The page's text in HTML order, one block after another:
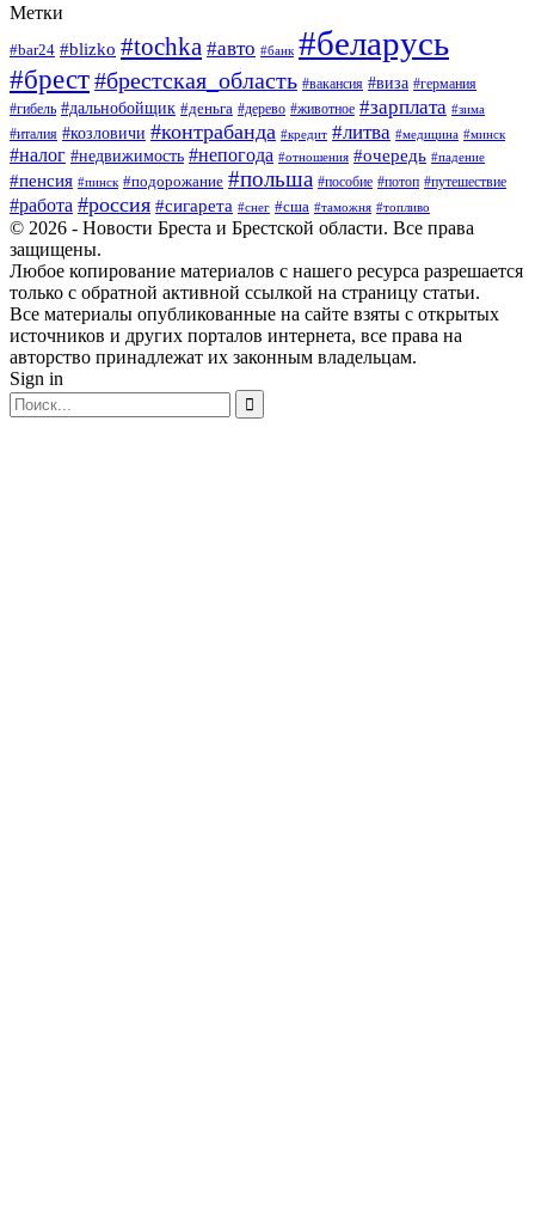
Метки
#bar24 #blizko #tochka #авто #банк #беларусь
#брест#брестская_область #вакансия #виза #германия
#гибель #дальнобойщик #деньга #дерево #животное #зарплата #зима
#италия #козловичи #контрабанда #кредит #литва #медицина #минск
#налог #недвижимость #непогода #отношения #очередь #падение
#пенсия #пинск #подорожание #польша #пособие #потоп #путешествие
#работа #россия #сигарета #снег #сша #таможня #топливо
© 2026 - Новости Бреста и Брестской области. Все права
защищены.
Любое копирование материалов с нашего ресурса разрешается
только с обратной активной ссылкой на страницу статьи.
Все материалы опубликованные на сайте взяты с открытых
источников и других порталов интернета, все права на
авторство принадлежат их законным владельцам.
Sign in